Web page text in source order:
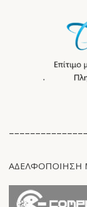
ΑΔΕΛΦΟΠΟΙΗΣΗ